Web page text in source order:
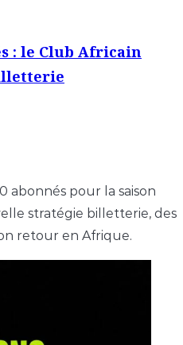
: le Club Africain
abonnés pour la saison
stratégie billetterie, des
retour en Afrique.